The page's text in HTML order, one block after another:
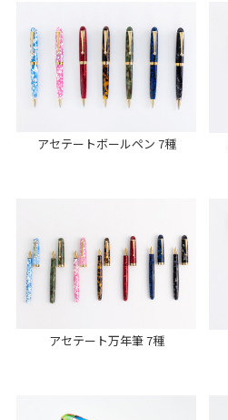
アセテートボールペン 7種
アセテート万年筆 7種